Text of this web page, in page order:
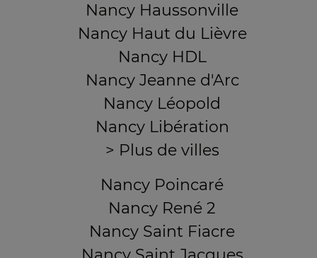
Nancy Haussonville
Nancy Haut du Lièvre
Nancy HDL
Nancy Jeanne d'Arc
Nancy Léopold
Nancy Libération
> Plus de villes
Nancy Poincaré
Nancy René 2
Nancy Saint Fiacre